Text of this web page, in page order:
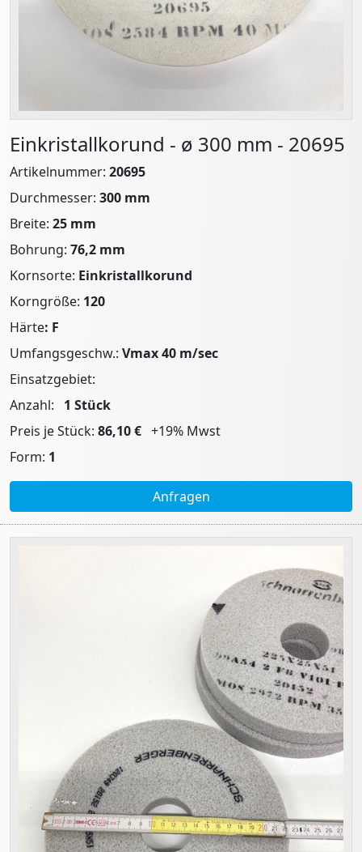
Einkristallkorund - ø 300 mm - 20695
Artikelnummer: 20695
Durchmesser: 300 mm
Breite: 25 mm
Bohrung: 76,2 mm
Kornsorte: Einkristallkorund
Korngröße: 120
Härte: F
Umfangsgeschw.: Vmax 40 m/sec
Einsatzgebiet:
Anzahl: 1 Stück
Preis je Stück: 86,10 € +19% Mwst
Form: 1
Anfragen